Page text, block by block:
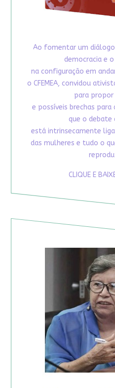
Ao fomentar um
democracia e
na configuração em
o CFEMEA, convidou
para
e possíveis brechas
que o debate
está intrinsecamente
das mulheres e tudo o
CLIQUE E